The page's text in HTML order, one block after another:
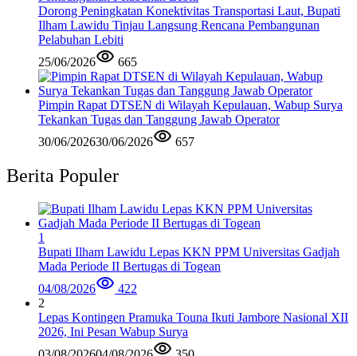
Dorong Peningkatan Konektivitas Transportasi Laut, Bupati
Ilham Lawidu Tinjau Langsung Rencana Pembangunan
Pelabuhan Lebiti
25/06/2026
665
Pimpin Rapat DTSEN di Wilayah Kepulauan, Wabup Surya
Tekankan Tugas dan Tanggung Jawab Operator
30/06/202630/06/2026 657
Berita Populer
1
Bupati Ilham Lawidu Lepas KKN PPM Universitas Gadjah
Mada Periode II Bertugas di Togean
04/08/2026
422
2
Lepas Kontingen Pramuka Touna Ikuti Jambore Nasional XII
2026, Ini Pesan Wabup Surya